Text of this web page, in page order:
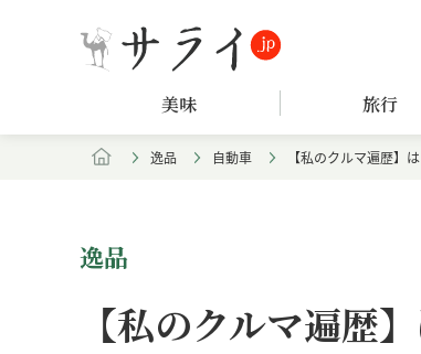
美味 旅行
逸品 自動車 【私のクルマ遍歴】
逸品
【私のクルマ遍歴